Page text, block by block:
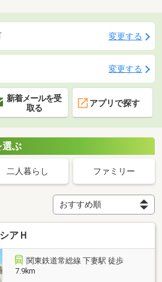
変更する
変更する
新着メールを受
取る
アプリで探す
選ぶ
二人暮らし ファミリー
アＨ
関東鉄道常総線 下妻駅 徒歩
7.9km